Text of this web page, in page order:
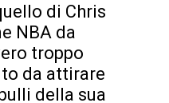
di Chris
NBA da
troppo
da attirare
della sua